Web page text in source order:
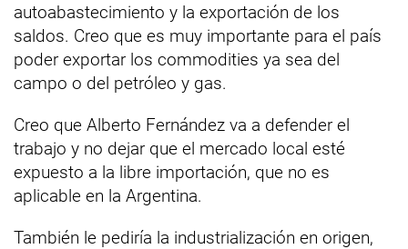
autoabastecimiento y la exportación de los
saldos. Creo que es muy importante para el país
poder exportar los commodities ya sea del
campo o del petróleo y gas.
Creo que Alberto Fernández va a defender el
trabajo y no dejar que el mercado local esté
expuesto a la libre importación, que no es
aplicable en la Argentina.
También le pediría la industrialización en origen,